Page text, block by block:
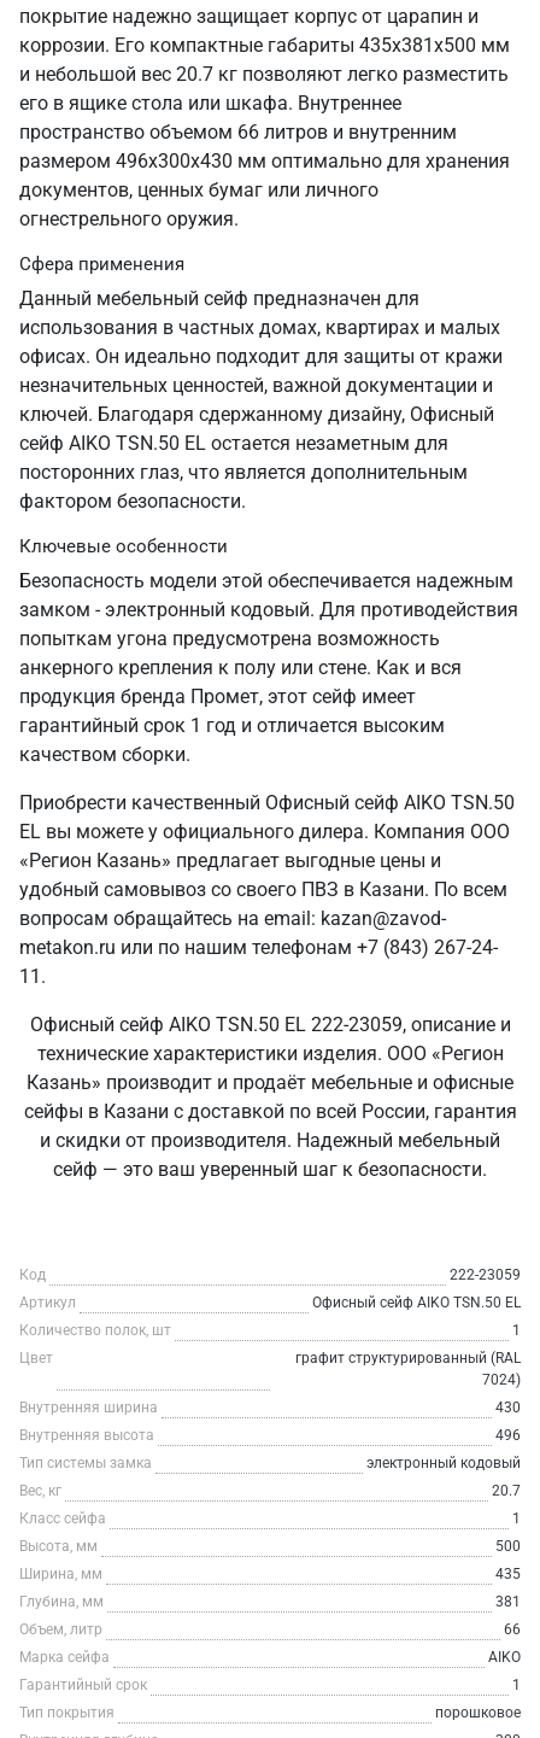
покрытие надежно защищает корпус от царапин и
коррозии. Его компактные габариты 435х381х500 мм
и небольшой вес 20.7 кг позволяют легко разместить
его в ящике стола или шкафа. Внутреннее
пространство объемом 66 литров и внутренним
размером 496х300х430 мм оптимально для хранения
документов, ценных бумаг или личного
огнестрельного оружия.
Сфера применения
Данный мебельный сейф предназначен для
использования в частных домах, квартирах и малых
офисах. Он идеально подходит для защиты от кражи
незначительных ценностей, важной документации и
ключей. Благодаря сдержанному дизайну, Офисный
сейф AIKO TSN.50 EL остается незаметным для
посторонних глаз, что является дополнительным
фактором безопасности.
Ключевые особенности
Безопасность модели этой обеспечивается надежным
замком - электронный кодовый. Для противодействия
попыткам угона предусмотрена возможность
анкерного крепления к полу или стене. Как и вся
продукция бренда Промет, этот сейф имеет
гарантийный срок 1 год и отличается высоким
качеством сборки.
Приобрести качественный Офисный сейф AIKO TSN.50
EL вы можете у официального дилера. Компания ООО
«Регион Казань» предлагает выгодные цены и
удобный самовывоз со своего ПВЗ в Казани. По всем
вопросам обращайтесь на email: kazan@zavod-
metakon.ru или по нашим телефонам +7 (843) 267-24-
11.
Офисный сейф AIKO TSN.50 EL 222-23059, описание и
технические характеристики изделия. ООО «Регион
Казань» производит и продаёт мебельные и офисные
сейфы в Казани с доставкой по всей России, гарантия
и скидки от производителя. Надежный мебельный
сейф — это ваш уверенный шаг к безопасности.
Код
222-23059
Артикул
Офисный сейф AIKO TSN.50 EL
Количество полок, шт
1
Цвет
графит структурированный (RAL
7024)
Внутренняя ширина
430
Внутренняя высота
496
Тип системы замка
электронный кодовый
Вес, кг
20.7
Класс сейфа
1
Высота, мм
500
Ширина, мм
435
Глубина, мм
381
Объем, литр
66
Марка сейфа
AIKO
Гарантийный срок
1
Тип покрытия
порошковое